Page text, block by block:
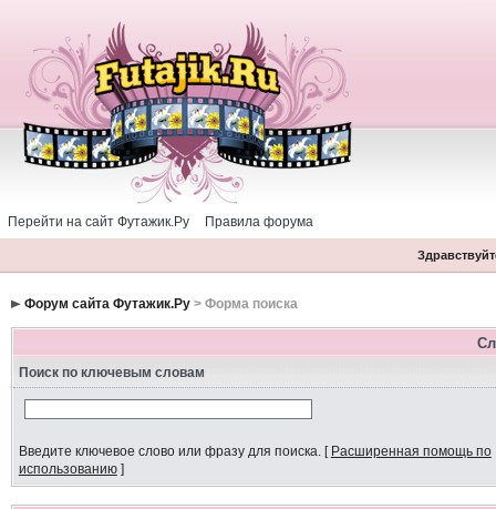
Перейти на сайт Футажик.Ру Правила форума
Форум сайта Футажик.Ру> Форма поиска
Поиск по ключевым словам
Введите ключевое слово или фразу для поиска.[ Расширенная помощь по
использованию]